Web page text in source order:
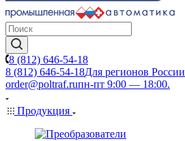
8 (812) 646-54-18
8 (812) 646-54-18Для регионов России
order@poltraf.ruпн-пт 9:00 — 18:00.
Продукция